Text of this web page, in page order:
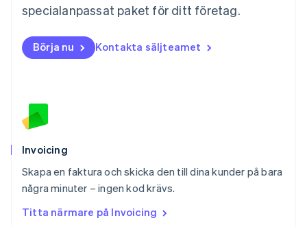
specialanpassat paket för ditt företag.
Börja nu Kontakta säljteamet
Invoicing
Skapa en faktura och skicka den till dina kunder på bara
några minuter – ingen kod krävs.
Titta närmare på Invoicing
Norge
Nya Zeeland
English
Polen
Português
Rumänien
Schweiz
Deutsch
Singapore
English 简体中文
English